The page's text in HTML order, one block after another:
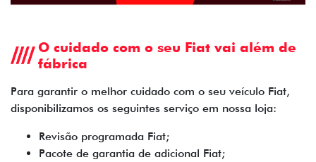
O cuidado com o seu Fiat vai além de
fábrica
Para garantir o melhor cuidado com o seu veículo Fiat,
disponibilizamos os seguintes serviço em nossa loja:
Revisão programada Fiat;
Pacote de garantia de adicional Fiat;